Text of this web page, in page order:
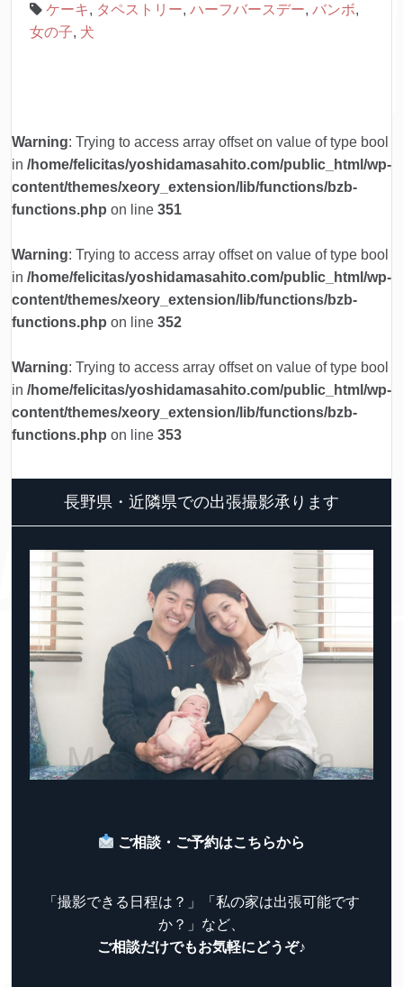
ケーキ, タペストリー, ハーフバースデー, バンボ,
女の子, 犬
Warning: Trying to access array offset on value of type bool
in /home/felicitas/yoshidamasahito.com/public_html/wp-
content/themes/xeory_extension/lib/functions/bzb-
functions.php on line 351
Warning: Trying to access array offset on value of type bool
in /home/felicitas/yoshidamasahito.com/public_html/wp-
content/themes/xeory_extension/lib/functions/bzb-
functions.php on line 352
Warning: Trying to access array offset on value of type bool
in /home/felicitas/yoshidamasahito.com/public_html/wp-
content/themes/xeory_extension/lib/functions/bzb-
functions.php on line 353
長野県・近隣県での出張撮影承ります
ご相談・ご予約はこちらから
「撮影できる日程は？」「私の家は出張可能です
か？」など、
ご相談だけでもお気軽にどうぞ♪